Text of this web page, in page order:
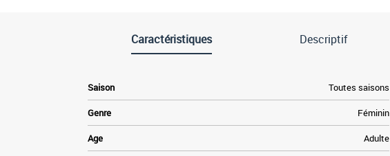
Caractéristiques Descriptif
Saison Toutes saisons
Genre Féminin
Age Adulte